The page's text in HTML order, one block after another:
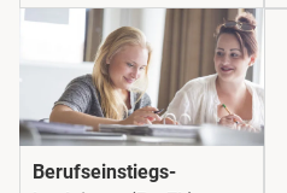
Berufseinstiegs­